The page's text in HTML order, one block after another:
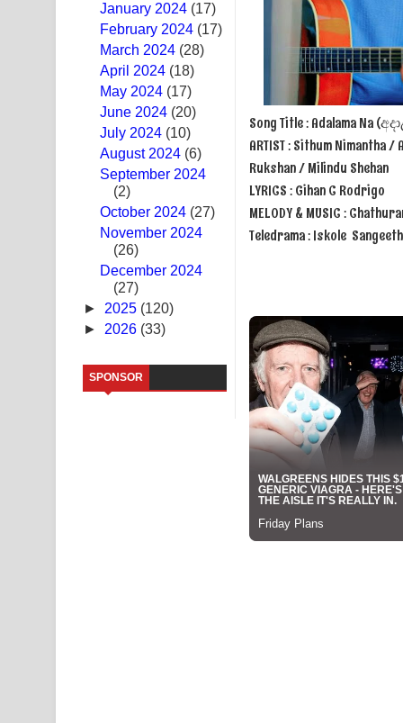
Awanken Song Lyrics - අවංකෙන් ගීතයේ පද පෙළ
Pa Sina Song Lyrics - පෑ සිනා ගීතයේ පද පෙළ
Pemwanthiye Song Lyrics - පෙම්වන්තියේ ගීතයේ
Manobhawa Song Lyrics - මනෝභව ගීතයේ පද පෙළ
Akahe Indala Song Lyrics - ආකාහේ ඉඳලා ගීතයේ පද
Raawaya Song Lyrics - රාවය ගීතයේ පද පෙළ
Saddeta Denna Song Lyrics - සද්දෙට දෙන්න ගීතයේ
Kaalaya Song Lyrics - කාලය ගීතයේ පද පෙළ
Aramuna Song Lyrics - අරමුණ ගීතයේ පද පෙළ
Sandata Duka Hithila Song Lyrics - සඳට දුක
Sihina Song Lyrics - සිහින ගීතයේ පද පෙළ
Father Song Lyrics - ෆාදර් ගීතයේ පද පෙළ
NEENA Song Lyrics - නීනා ගීතයේ පද පෙළ
Ahimi Wimai Himi Song Lyrics - අහිමි විමයි හිමි
January 2024 (17)
February 2024 (17)
March 2024 (28)
April 2024 (18)
May 2024 (17)
June 2024 (20)
July 2024 (10)
August 2024 (6)
September 2024
(2)
October 2024 (27)
November 2024
(26)
December 2024
(27)
► 2025 (120)
► 2026 (33)
SPONSOR
Song Title : Adalama Na
ARTIST : Sithum Nimantha
Rukshan / Milindu Shehan
LYRICS : Gihan C Rodrigo
MELODY & MUSIC :
Teledrama : Iskole